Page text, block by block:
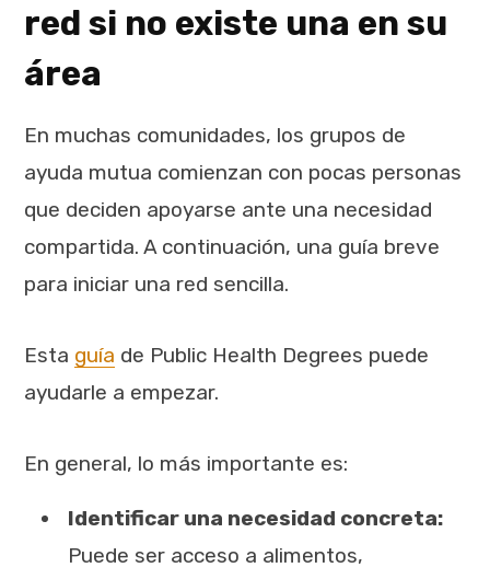
red si no existe una en su
área
En muchas comunidades, los grupos de
ayuda mutua comienzan con pocas personas
que deciden apoyarse ante una necesidad
compartida. A continuación, una guía breve
para iniciar una red sencilla.
Esta guía de Public Health Degrees puede
ayudarle a empezar.
En general, lo más importante es:
Identificar una necesidad concreta:
Puede ser acceso a alimentos,